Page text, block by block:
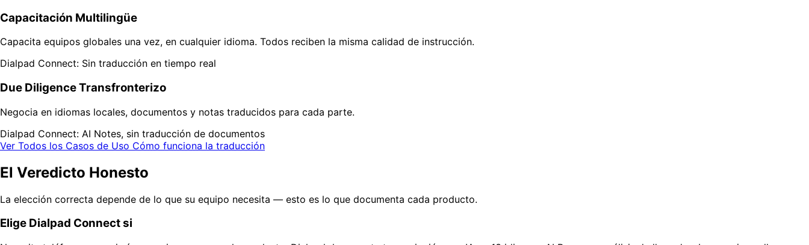
Capacitación Multilingüe
Capacita equipos globales una vez, en cualquier idioma. Todos reciben la misma calidad de instrucción.
Dialpad Connect: Sin traducción en tiempo real
Due Diligence Transfronterizo
Negocia en idiomas locales, documentos y notas traducidos para cada parte.
Dialpad Connect: AI Notes, sin traducción de documentos
Ver Todos los Casos de Uso Cómo funciona la traducción
El Veredicto Honesto
La elección correcta depende de lo que su equipo necesita — esto es lo que documenta cada producto.
Elige Dialpad Connect si